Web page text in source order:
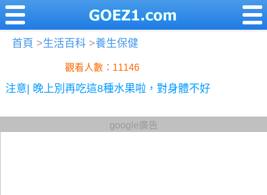
首頁 >生活百科 >養生保健
觀看人數：11146
注意| 晚上別再吃這8種水果啦，對身體不好
google廣告